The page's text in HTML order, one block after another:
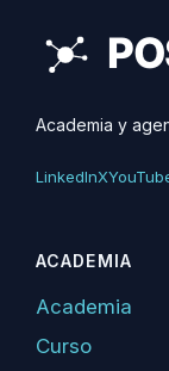
Academia y
LinkedInX
ACADEMIA
Academia
Curso